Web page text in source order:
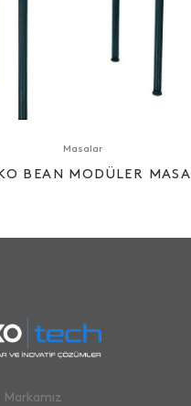
Masalar
BEAN MODÜLER MASA